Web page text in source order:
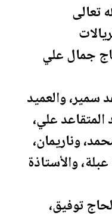
تعالى
جمال علي
سمير، والعميد
المتقاعد علي،
وناريمان،
والأستاذة
توفيق،